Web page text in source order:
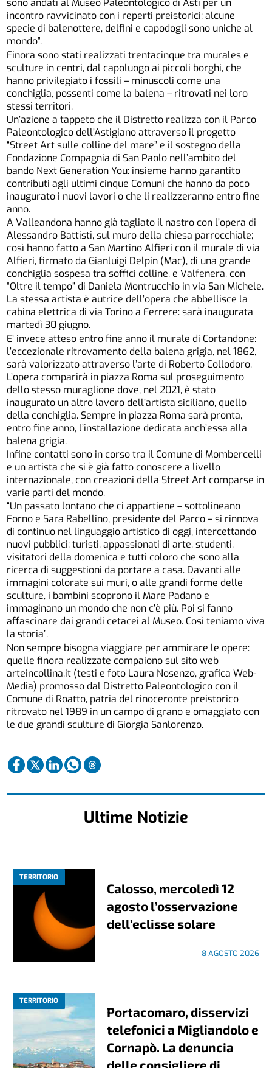
sono andati al Museo Paleontologico di Asti per un
incontro ravvicinato con i reperti preistorici: alcune
specie di balenottere, delfini e capodogli sono uniche al
mondo”.
Finora sono stati realizzati trentacinque tra murales e
sculture in centri, dal capoluogo ai piccoli borghi, che
hanno privilegiato i fossili – minuscoli come una
conchiglia, possenti come la balena – ritrovati nei loro
stessi territori.
Un’azione a tappeto che il Distretto realizza con il Parco
Paleontologico dell’Astigiano attraverso il progetto
“Street Art sulle colline del mare” e il sostegno della
Fondazione Compagnia di San Paolo nell’ambito del
bando Next Generation You: insieme hanno garantito
contributi agli ultimi cinque Comuni che hanno da poco
inaugurato i nuovi lavori o che li realizzeranno entro fine
anno.
A Valleandona hanno già tagliato il nastro con l’opera di
Alessandro Battisti, sul muro della chiesa parrocchiale;
così hanno fatto a San Martino Alfieri con il murale di via
Alfieri, firmato da Gianluigi Delpin (Mac), di una grande
conchiglia sospesa tra soffici colline, e Valfenera, con
“Oltre il tempo” di Daniela Montrucchio in via San Michele.
La stessa artista è autrice dell’opera che abbellisce la
cabina elettrica di via Torino a Ferrere: sarà inaugurata
martedì 30 giugno.
E’ invece atteso entro fine anno il murale di Cortandone:
l’eccezionale ritrovamento della balena grigia, nel 1862,
sarà valorizzato attraverso l’arte di Roberto Collodoro.
L’opera comparirà in piazza Roma sul proseguimento
dello stesso muraglione dove, nel 2021, è stato
inaugurato un altro lavoro dell’artista siciliano, quello
della conchiglia. Sempre in piazza Roma sarà pronta,
entro fine anno, l’installazione dedicata anch’essa alla
balena grigia.
Infine contatti sono in corso tra il Comune di Mombercelli
e un artista che si è già fatto conoscere a livello
internazionale, con creazioni della Street Art comparse in
varie parti del mondo.
“Un passato lontano che ci appartiene – sottolineano
Forno e Sara Rabellino, presidente del Parco – si rinnova
di continuo nel linguaggio artistico di oggi, intercettando
nuovi pubblici: turisti, appassionati di arte, studenti,
visitatori della domenica e tutti coloro che sono alla
ricerca di suggestioni da portare a casa. Davanti alle
immagini colorate sui muri, o alle grandi forme delle
sculture, i bambini scoprono il Mare Padano e
immaginano un mondo che non c’è più. Poi si fanno
affascinare dai grandi cetacei al Museo. Così teniamo viva
la storia”.
Non sempre bisogna viaggiare per ammirare le opere:
quelle finora realizzate compaiono sul sito web
arteincollina.it (testi e foto Laura Nosenzo, grafica Web-
Media) promosso dal Distretto Paleontologico con il
Comune di Roatto, patria del rinoceronte preistorico
ritrovato nel 1989 in un campo di grano e omaggiato con
le due grandi sculture di Giorgia Sanlorenzo.
Ultime Notizie
TERRITORIO
Calosso, mercoledì 12
agosto l’osservazione
dell’eclisse solare
8 AGOSTO 2026
TERRITORIO
Portacomaro, disservizi
telefonici a Migliandolo e
Cornapò. La denuncia
delle consigliere di